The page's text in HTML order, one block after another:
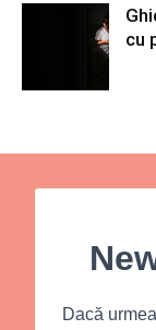
cu
Dacă